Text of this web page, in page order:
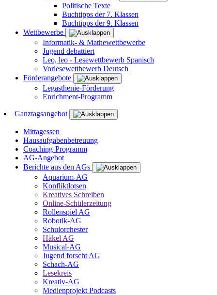
Politische Texte
Buchtipps der 7. Klassen
Buchtipps der 9. Klassen
Wettbewerbe
Informatik- & Mathewettbewerbe
Jugend debattiert
Leo, leo - Lesewettbewerb Spanisch
Vorlesewettbewerb Deutsch
Förderangebote
Legasthenie-Förderung
Enrichment-Programm
Ganztagsangebot
Mittagessen
Hausaufgabenbetreuung
Coaching-Programm
AG-Angebot
Berichte aus den AGs
Aquarium-AG
Konfliktlotsen
Kreatives Schreiben
Online-Schülerzeitung
Rollenspiel AG
Robotik-AG
Schulorchester
Häkel AG
Musical-AG
Jugend forscht AG
Schach-AG
Lesekreis
Kreativ-AG
Medienprojekt Podcasts